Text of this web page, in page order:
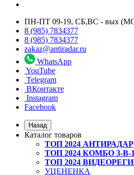
ПН-ПТ 09-19, СБ,ВС - вых
8 (985) 7834377
8 (985) 7834377
zakaz@antiradar.ru
WhatsApp
YouTube
Telegram
ВКонтакте
Instagram
Facebook
Назад
Каталог товаров
ТОП 2024 АНТИРАДАР
ТОП 2024 КОМБО 3-В-1
ТОП 2024
УЦЕНЕНКА